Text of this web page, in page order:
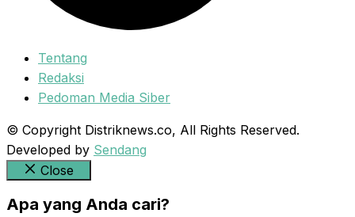
Tentang
Redaksi
Pedoman Media Siber
© Copyright Distriknews.co, All Rights Reserved.
Developed by Sendang
Close
Apa yang Anda cari?